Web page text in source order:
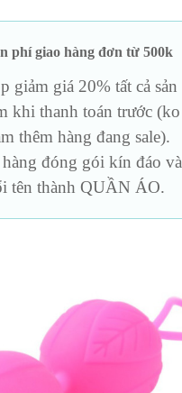
phí giao hàng đơn từ 500k
giảm giá 20% tất cả sản
khi thanh toán trước (ko
thêm hàng đang sale).
đóng gói kín đáo và
tên thành QUẦN ÁO.